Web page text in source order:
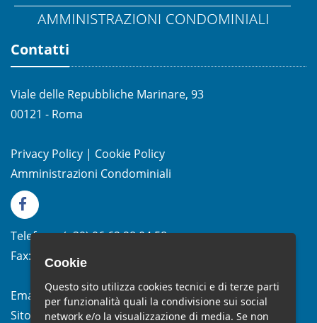
Contatti
Viale delle Repubbliche Marinare, 93
00121 - Roma
Privacy Policy | Cookie Policy
Amministrazioni Condominiali
Telefono:(+39)06.62.28.04.58
Fax:
(+39) 06.99.33.19.10
Email: info@studiomelchiorri.it
Sito Web:www.stmelchiorri.it
Cookie
Questo sito utilizza cookies tecnici e di terze parti
per funzionalità quali la condivisione sui social
network e/o la visualizzazione di media. Se non